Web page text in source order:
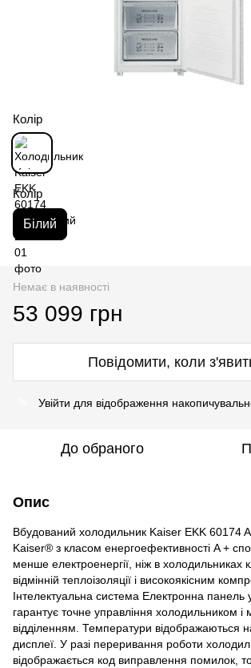
Колір
Колір
Білий
Немає в наявності
53 099 грн
Повідомити, коли
Увійти для відображення
До обраного
Опис
Вбудований холодильник Kaiser EKK 60174
Kaiser® з класом енергоефективності A +
менше електроенергії, ніж в холодильниках
відмінній теплоізоляції і високоякісним
Інтелектуальна система Електронна панель
гарантує точне управління холодильником
відділенням. Температури відображаються
дисплеї. У разі переривання роботи
відображається код виправлення помилок,